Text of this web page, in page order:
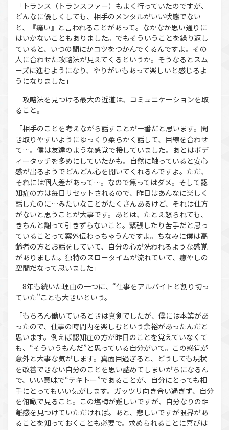
「トランス（トランスファー）もよく行っていたのですが、
どんなに優しくしても、相手のメンタルがいい状態でない
と、『痛い』と言われることがあって。なかなか思い通りに
はいかないこともありました。でもそういうことを繰り返し
ていると、いつの間にかコツをつかんでくるんですよ。その
人に合わせた攻略法が見えてくるというか。そうなるとスム
ーズに進むようになり、やりがいもあって楽しいと感じるよ
うになりました」
攻略法を見つける最大の近道は、コミュニケーションを取
ること。
「相手のことを考えながら話すことが一番だと思います。聞
き取りやすいようにゆっくり柔らかく話して、目線を合わせ
て…。僕は友達のような感覚で接していました。あとはボデ
ィータッチを多めにしていたかも。自然に触っていると安心
感が出るようでどんどん心を開いてくれるんですよ。ただ、
それには個人差があって…。なので焦ってはダメ。そして認
知症の方は毎日リセットされるので、昨日はあんなに楽しく
話したのに…みたいなことがたくさんあるけど、それは仕方
がないと思うことが大事です。あとは、たとえ怒られても、
きちんと謝って引きずらないこと。緊張したり苦手だと思っ
ていることって案外伝わっちゃうんですよ。ちなみに僕は高
齢者の方とお話をしていて、自分の心が洗われるような感覚
がありました。独特のスロータイムが流れていて、癒やしの
空間だなって思いました」
8年も続いた理由の一つに、“仕事をアルバイトと割り切っ
ていた”ことも大きいという。
「もちろん働いているときは真剣でしたが、僕には本業があ
ったので、仕事の時間内を楽しむという余裕があったんだと
思います。例えば認知症の方が昨日のことを覚えていなくて
も、“そういうもんだ”と思っている自分がいて。この感覚が
意外と大事な気がします。真面目過ぎると、どうしても現状
を改善できない自分のことを思い詰めてしまいがちになるん
で、いい意味で“テキトー”であることが、自分にとっても相
手にとってもいい気がします。ガッツリ向き合い過ぎず、自分
を俯瞰で見ること。この塩梅が難しいですが、自分なりの距
離感を見つけていただければ。あと、悲しいですが限界があ
ることを知っておくことも必要で。求められることに喜びは